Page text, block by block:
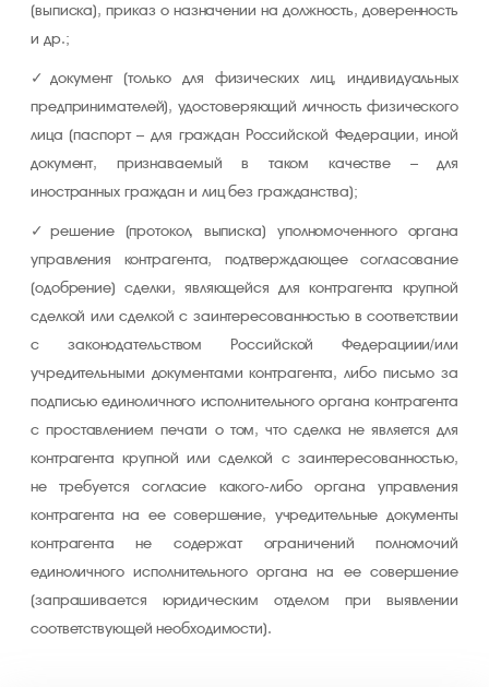
(выписка), приказ о назначении на должность, доверенность
и др.;
документ (только для физических лиц, индивидуальных
предпринимателей), удостоверяющий личность физического
лица (паспорт – для граждан Российской Федерации, иной
документ, признаваемый в таком качестве – для
иностранных граждан и лиц без гражданства);
решение (протокол, выписка) уполномоченного органа
управления контрагента, подтверждающее согласование
(одобрение) сделки, являющейся для контрагента крупной
сделкой или сделкой с заинтересованностью в соответствии
с законодательством Российской Федерациии/или
учредительными документами контрагента, либо письмо за
подписью единоличного исполнительного органа контрагента
с проставлением печати о том, что сделка не является для
контрагента крупной или сделкой с заинтересованностью,
не требуется согласие какого-либо органа управления
контрагента на ее совершение, учредительные документы
контрагента не содержат ограничений полномочий
единоличного исполнительного органа на ее совершение
(запрашивается юридическим отделом при выявлении
соответствующей необходимости).